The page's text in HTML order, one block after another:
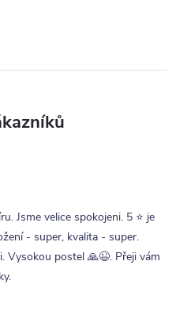
Jsme velice spokojeni. 5 ⭐ je
- super, kvalita - super.
Vysokou postel 🙏😉. Přeji vám